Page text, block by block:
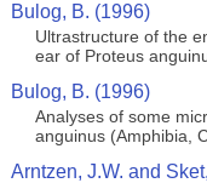
Bulog, B. (1996)
Ultrastructure of the
ear of Proteus
Bulog, B. (1996)
Analyses of some
anguinus (Amphibia,
Arntzen, J.W. and